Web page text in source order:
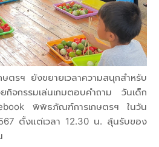
ตรฯ ยังขยายเวลาความสนุกสำหรับ
จกรรมเล่นเกมตอบคำถาม วันเด็ก
พิพิธภัณฑ์การเกษตรฯ ในวัน
ตั้งแต่เวลา 12.30 น. ลุ้นรับของ